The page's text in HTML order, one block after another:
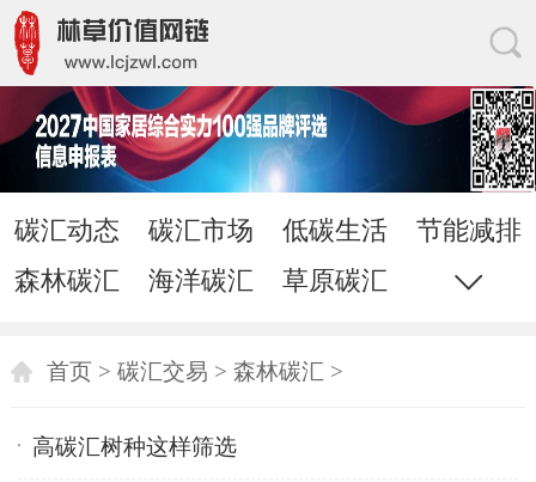
碳汇动态 碳汇市场 低碳生活
节能减排
森林碳汇
海洋碳汇 草原碳汇
耕地碳汇
首页 > 碳汇交易 > 森林碳汇 >
高碳汇树种这样筛选